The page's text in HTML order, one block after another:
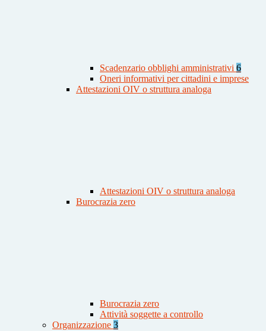
Scadenzario obblighi amministrativi 6
Oneri informativi per cittadini e imprese
Attestazioni OIV o struttura analoga
Attestazioni OIV o struttura analoga
Burocrazia zero
Burocrazia zero
Attività soggette a controllo
Organizzazione 3